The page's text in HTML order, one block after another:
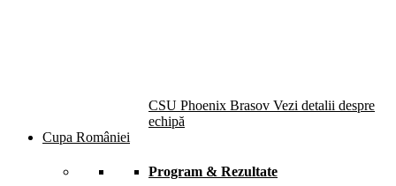
CSU Phoenix Brasov Vezi detalii despre
echipă
Cupa României
Program & Rezultate